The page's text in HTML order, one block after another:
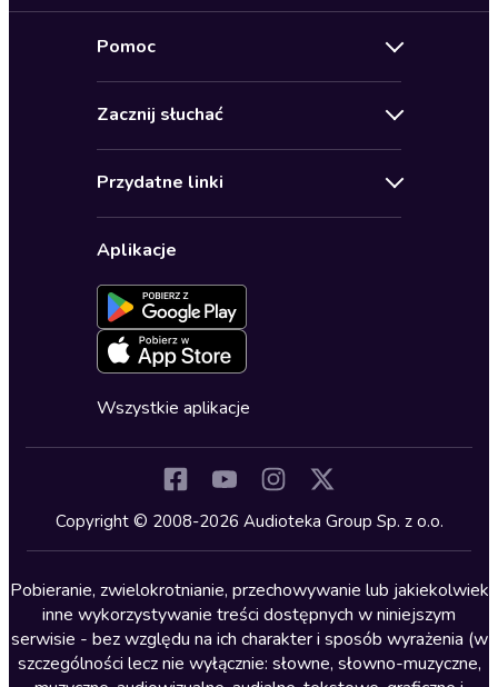
Biznes, marketing, ekonomia
Dla młodzieży
Kryminały
Lektury szkolne
Literatura anglojęzyczna
Literatura faktu
Literatura obyczajowa
Pomoc
Pomoc
Ustawienia prywatności
Formularz zgłaszania nielegalnych treści
Deklaracja dostępności
Zacznij słuchać
Karnety
Oferta dla firm i bibliotek
Przydatne linki
Dołącz do newslettera
Blog
Zapowiedzi
Cykle audiobooków
Aplikacje
Wszystkie aplikacje
Copyright © 2008-2026 Audioteka Group Sp. z o.o.
Pobieranie, zwielokrotnianie, przechowywanie lub jakiekolwiek
inne wykorzystywanie treści dostępnych w niniejszym
serwisie - bez względu na ich charakter i sposób wyrażenia (w
szczególności lecz nie wyłącznie: słowne, słowno-muzyczne,